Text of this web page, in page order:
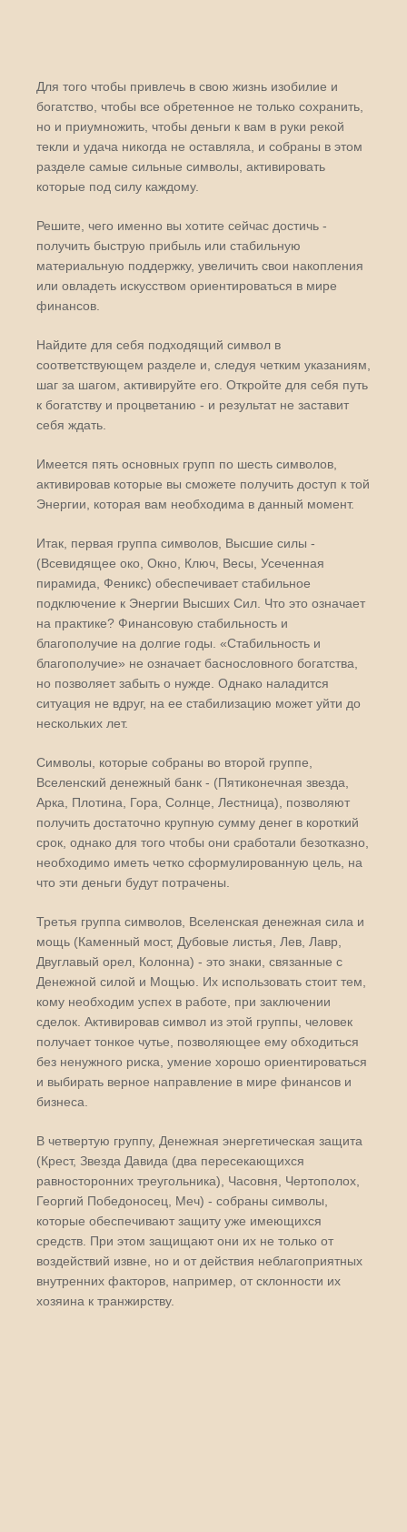
Для того чтобы привлечь в свою жизнь изобилие и
богатство, чтобы все обретенное не только сохранить,
но и приумножить, чтобы деньги к вам в руки рекой
текли и удача никогда не оставляла, и собраны в этом
разделе самые сильные символы, активировать
которые под силу каждому.
Решите, чего именно вы хотите сейчас достичь -
получить быструю прибыль или стабильную
материальную поддержку, увеличить свои накопления
или овладеть искусством ориентироваться в мире
финансов.
Найдите для себя подходящий символ в
соответствующем разделе и, следуя четким указаниям,
шаг за шагом, активируйте его. Откройте для себя путь
к богатству и процветанию - и результат не заставит
себя ждать.
Имеется пять основных групп по шесть символов,
активировав которые вы сможете получить доступ к той
Энергии, которая вам необходима в данный момент.
Итак, первая группа символов, Высшие силы -
(Всевидящее око, Окно, Ключ, Весы, Усеченная
пирамида, Феникс) обеспечивает стабильное
подключение к Энергии Высших Сил. Что это означает
на практике? Финансовую стабильность и
благополучие на долгие годы. «Стабильность и
благополучие» не означает баснословного богатства,
но позволяет забыть о нужде. Однако наладится
ситуация не вдруг, на ее стабилизацию может уйти до
нескольких лет.
Символы, которые собраны во второй группе,
Вселенский денежный банк - (Пятиконечная звезда,
Арка, Плотина, Гора, Солнце, Лестница), позволяют
получить достаточно крупную сумму денег в короткий
срок, однако для того чтобы они сработали безотказно,
необходимо иметь четко сформулированную цель, на
что эти деньги будут потрачены.
Третья группа символов, Вселенская денежная сила и
мощь (Каменный мост, Дубовые листья, Лев, Лавр,
Двуглавый орел, Колонна) - это знаки, связанные с
Денежной силой и Мощью. Их использовать стоит тем,
кому необходим успех в работе, при заключении
сделок. Активировав символ из этой группы, человек
получает тонкое чутье, позволяющее ему обходиться
без ненужного риска, умение хорошо ориентироваться
и выбирать верное направление в мире финансов и
бизнеса.
В четвертую группу, Денежная энергетическая защита
(Крест, Звезда Давида (два пересекающихся
равносторонних треугольника), Часовня, Чертополох,
Георгий Победоносец, Меч) - собраны символы,
которые обеспечивают защиту уже имеющихся
средств. При этом защищают они их не только от
воздействий извне, но и от действия неблагоприятных
внутренних факторов, например, от склонности их
хозяина к транжирству.